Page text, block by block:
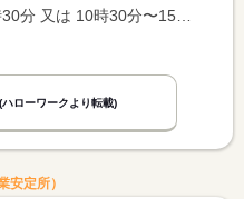
(ハローワークより転載)
安定所）